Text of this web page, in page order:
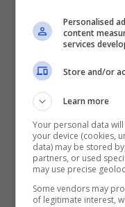
così
sembrerebbero
Indossata con
ricorda i
mini a
style, con
Personalised
content
services
Store and/or
Learn more
Your personal data
your device (cookies,
data) may be stored
partners, or used
may use precise
Some vendors may
of legitimate interest,